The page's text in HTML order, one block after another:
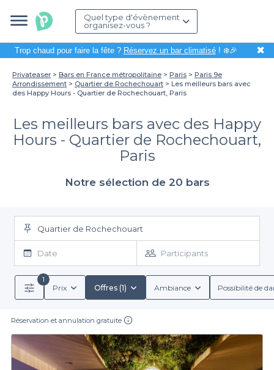
Quel type d'évènement
organisez-vous ?
Trop chaud pour faire la fête ? Réservez un bar climatisé! ❄️🎉 ✖
Privateaser Bars en France métropolitaine Paris
Paris 9e
Arrondissement
Quartier de Rochechouart
Les meilleurs bars avec
des Happy Hours - Quartier de Rochechouart, Paris
Les meilleurs bars avec des Happy
Hours - Quartier de Rochechouart,
Paris
Notre sélection de 20 bars
Quartier de Rochechouart
Date Participants
1
Prix
Offres (1) Ambiance Possibilité de
Réservation et annulation gratuite